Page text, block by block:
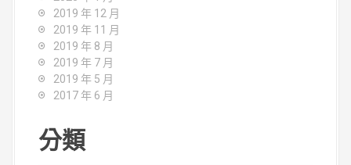
2019 年 12 月
2019 年 11 月
2019 年 8 月
2019 年 7 月
2019 年 5 月
2017 年 6 月
分類